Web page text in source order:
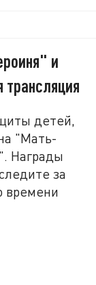
и
детей,
"Мать-
Награды
за
времени